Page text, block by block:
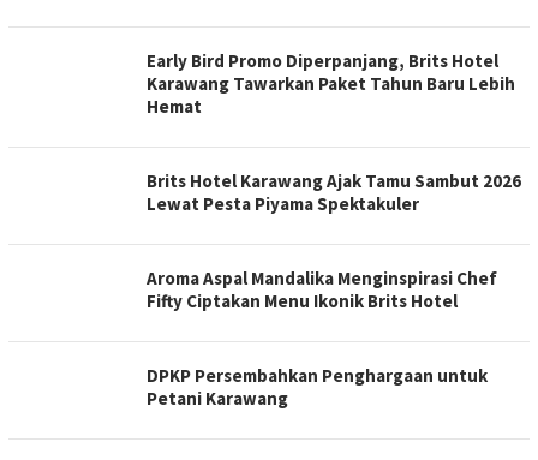
Early Bird Promo Diperpanjang, Brits Hotel
Karawang Tawarkan Paket Tahun Baru Lebih
Hemat
Brits Hotel Karawang Ajak Tamu Sambut 2026
Lewat Pesta Piyama Spektakuler
Aroma Aspal Mandalika Menginspirasi Chef
Fifty Ciptakan Menu Ikonik Brits Hotel
DPKP Persembahkan Penghargaan untuk
Petani Karawang